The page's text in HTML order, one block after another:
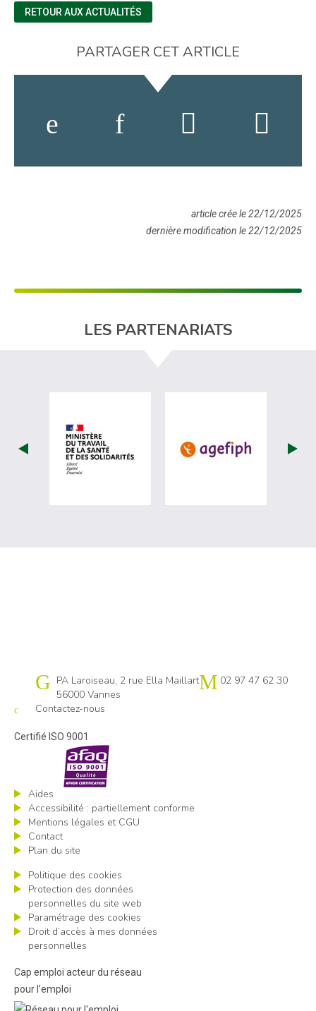
RETOUR AUX ACTUALITÉS
PARTAGER CET ARTICLE
article crée le 22/12/2025
dernière modification le 22/12/2025
LES PARTENARIATS
visiter les site de Ministère du travail
visiter les
Cap emploi 56
PA Laroiseau, 2 rue Ella Maillart
56000 Vannes
02 97 47 62 30
Contactez-nous
Certifié ISO 9001
Aides
Accessibilité : partiellement conforme
Mentions légales et CGU
Contact
Plan du site
Politique des cookies
Protection des données
personnelles du site web
Paramétrage des cookies
Droit d’accès à mes données
personnelles
Cap emploi acteur du réseau
pour l’emploi